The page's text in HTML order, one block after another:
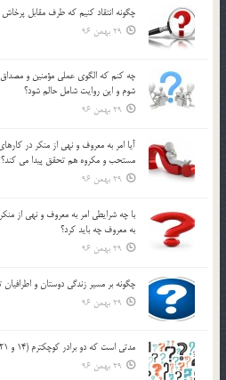
چگونه انتقاد كنيم كه طرف مقابل پرخاش
29 بهمن 96
چه كنم كه الگوي عملي مؤمنين و مصداق
شوم و اين روايت شامل حالم شود؟
29 بهمن 96
آيا امر به معروف و نهي از منكر در
مستحب و مكروه هم تحقق پيدا مي كند؟
29 بهمن 96
با چه شرايطي امر به معروف و نهي از
به معروف چه بايد کرد؟
29 بهمن 96
چگونه بر مسير زندگي دوستان و اطرافيان
29 بهمن 96
مدتي است كه دو برادر كوچكترم (14 و 21 ساله) با گرفتن چند CD …
29 بهمن 96